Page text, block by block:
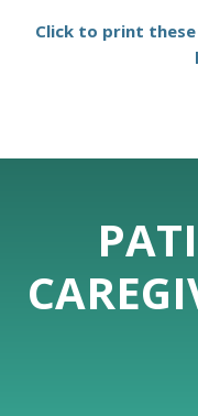
Click to print